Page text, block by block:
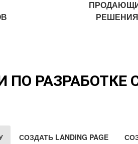
РЕШЕНИЯ
ПО РАЗРАБОТКЕ
СОЗДАТЬ LANDING PAGE